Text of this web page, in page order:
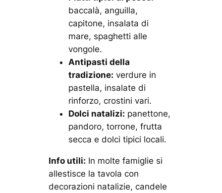
baccalà, anguilla,
capitone, insalata di
mare, spaghetti alle
vongole.
Antipasti della
tradizione: verdure in
pastella, insalate di
rinforzo, crostini vari.
Dolci natalizi: panettone,
pandoro, torrone, frutta
secca e dolci tipici locali.
Info utili: In molte famiglie si
allestisce la tavola con
decorazioni natalizie, candele